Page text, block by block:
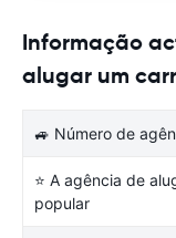
Informação
alugar um
🚙 Número de
⭐ A agência de
popular